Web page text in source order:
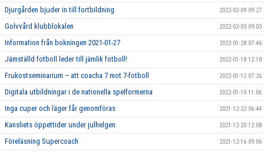
Djurgården bjuder in till fortbildning 2022-02-09 09:27
Golvvård klubblokalen 2022-02-03 09:03
Information från bokningen 2021-01-27 2022-01-28 07:46
Jämställd fotboll leder till jämlik fotboll! 2022-01-18 12:18
Frukostseminarium – att coacha 7 mot 7-fotboll 2022-01-12 07:26
Digitala utbildningar i de nationella spelformerna 2022-01-10 11:06
Inga cuper och läger får genomföras 2021-12-22 06:44
Kansliets öppettider under julhelgen 2021-12-20 12:08
Föreläsning Supercoach 2021-12-16 09:06